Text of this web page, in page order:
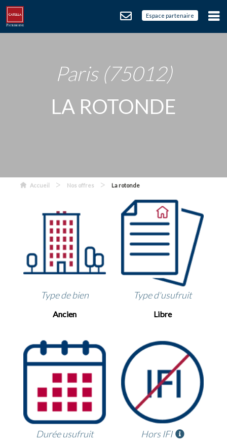
Espace partenaire
Paris (75012)
LA ROTONDE
Accueil > Nos offres > La rotonde
Type de bien
Ancien
Type d'usufruit
Libre
Durée usufruit Hors IFI